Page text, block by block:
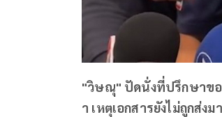
"วิษณุ" ปัดนั่งที่ปรึกษาของ
า เหตุเอกสารยังไม่ถูกส่งมา